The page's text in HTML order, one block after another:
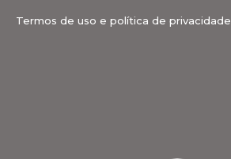
Termos de uso e política de privacidade